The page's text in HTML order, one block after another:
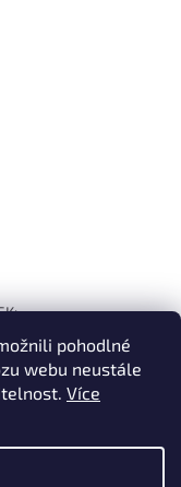
pohodlné
webu neustále
Více
zpoždění
práva vyhrazena.